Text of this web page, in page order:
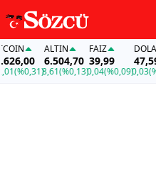
(%0,31)
ALTIN
6.504,70
8,61(%0,13)
FAİZ
39,99
0,04(%0,09)
DOLAR
47,59
0,03